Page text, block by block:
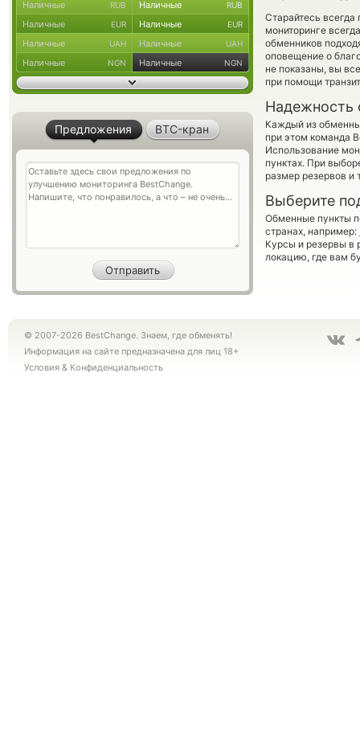
Старайтесь
мониторинге
обменников
оповещение о
не показаны, вы
при помощи
Надежность
Каждый из
при этом команда
Использование
пунктах. При
размер резервов и
Выберите
Обменные пункты
странах, например:
Курсы и резервы в
локацию, где вам
Наличные RUB Наличные RUB
Наличные EUR Наличные EUR
Наличные UAH Наличные UAH
Наличные NGN Наличные NGN
Предложения BTC-кран
© 2007-2026 BestChange. Знаем, где обменять!
Информация на сайте предназначена для лиц 18+
Условия & Конфиденциальность